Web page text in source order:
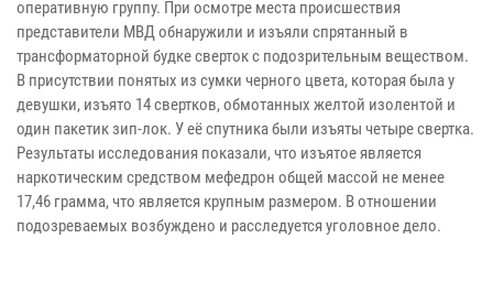
оперативную группу. При осмотре места происшествия
представители МВД обнаружили и изъяли спрятанный в
трансформаторной будке сверток с подозрительным веществом.
В присутствии понятых из сумки черного цвета, которая была у
девушки, изъято 14 свертков, обмотанных желтой изолентой и
один пакетик зип-лок. У её спутника были изъяты четыре свертка.
Результаты исследования показали, что изъятое является
наркотическим средством мефедрон общей массой не менее
17,46 грамма, что является крупным размером. В отношении
подозреваемых возбуждено и расследуется уголовное дело.